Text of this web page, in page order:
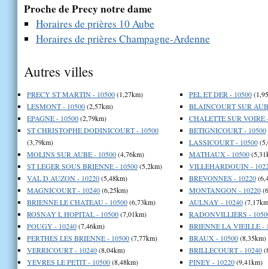
Proche de Precy notre dame
Horaires de prières 10 Aube
Horaires de prières Champagne-Ardenne
Autres villes
PRECY ST MARTIN - 10500(1,27km)
LESMONT - 10500(2,57km)
EPAGNE - 10500(2,79km)
ST CHRISTOPHE DODINICOURT - 10500
(3,79km)
MOLINS SUR AUBE - 10500(4,76km)
ST LEGER SOUS BRIENNE - 10500(5,2km)
VAL D AUZON - 10220(5,48km)
MAGNICOURT - 10240(6,25km)
BRIENNE LE CHATEAU - 10500(6,73km)
ROSNAY L HOPITAL - 10500(7,01km)
POUGY - 10240(7,46km)
PERTHES LES BRIENNE - 10500(7,77km)
VERRICOURT - 10240(8,04km)
YEVRES LE PETIT - 10500(8,48km)
PEL ET DER - 10500
BLAINCOURT SUR
CHALETTE SUR VOIRE
BETIGNICOURT - 10500
LASSICOURT - 10500
MATHAUX - 10500
VILLEHARDOUIN -
BREVONNES - 10220
MONTANGON - 10220
AULNAY - 10240
RADONVILLIERS -
BRIENNE LA VIEILLE -
BRAUX - 10500(8,35km)
BRILLECOURT - 10240
PINEY - 10220(9,41km)